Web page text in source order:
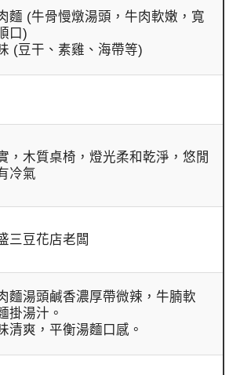
麵 (牛骨慢燉湯頭，牛肉軟嫩，寬
口)
(豆干、素雞、海帶等)
，木質桌椅，燈光柔和乾淨，悠閒
冷氣
三豆花店老闆
麵湯頭鹹香濃厚帶微辣，牛腩軟
掛湯汁。
清爽，平衡湯麵口感。